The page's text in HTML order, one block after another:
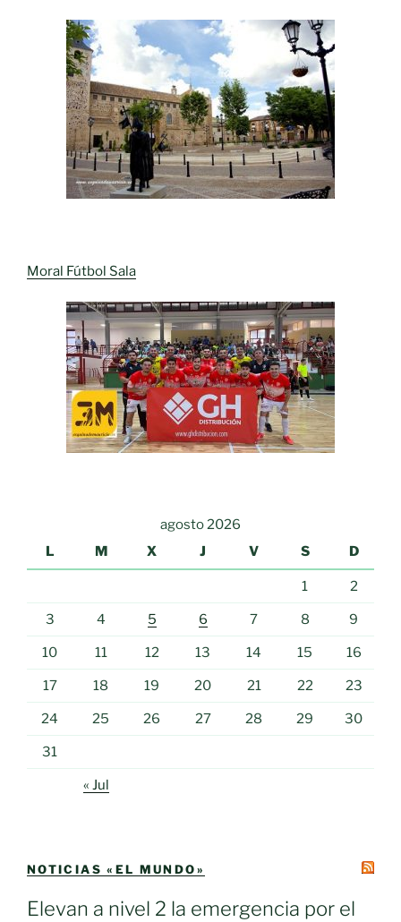
Moral Fútbol Sala
agosto 2026
L
M X J V S D
1 2
3 4 5 6 7 8 9
10 11 12 13 14 15 16
17 18 19 20 21 22 23
24 25 26 27 28 29 30
31
« Jul
NOTICIAS «EL MUNDO»
Elevan a nivel 2 la emergencia por el